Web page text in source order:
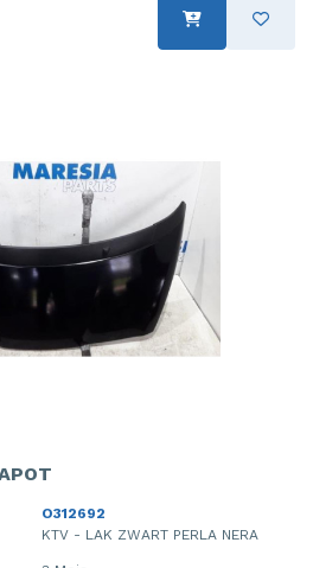
O312692
KTV - LAK ZWART PERLA NERA